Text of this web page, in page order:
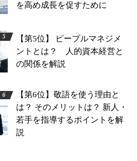
を高め成長を促すために
【第5位】 ピープルマネジメ
ントとは？ 人的資本経営と
の関係を解説
【第6位】敬語を使う理由と
は？ そのメリットは？ 新人・
若手を指導するポイントを解
説